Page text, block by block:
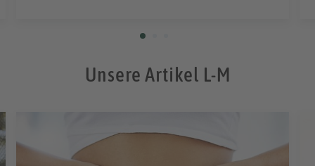
Unsere Artikel L-M